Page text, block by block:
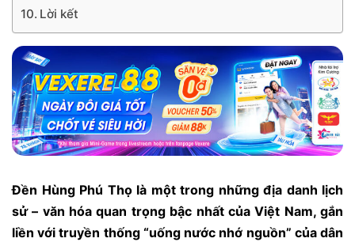
Lời kết
Đền Hùng Phú Thọ là một trong những địa danh lịch
sử – văn hóa quan trọng bậc nhất của Việt Nam, gắn
liền với truyền thống “uống nước nhớ nguồn” của dân